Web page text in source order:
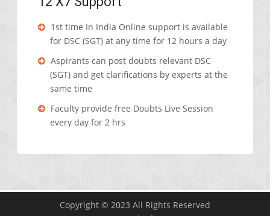
1st time In India Online support is available
for DSC (SGT) at any time for 12 hours a day
Aspirants can post doubts relevant DSC
(SGT) and get clarifications by experts at the
same time
Faculty provide free Doubts Live Session
every day for 2 hrs
Copyright © 2023 All Rights Reserved